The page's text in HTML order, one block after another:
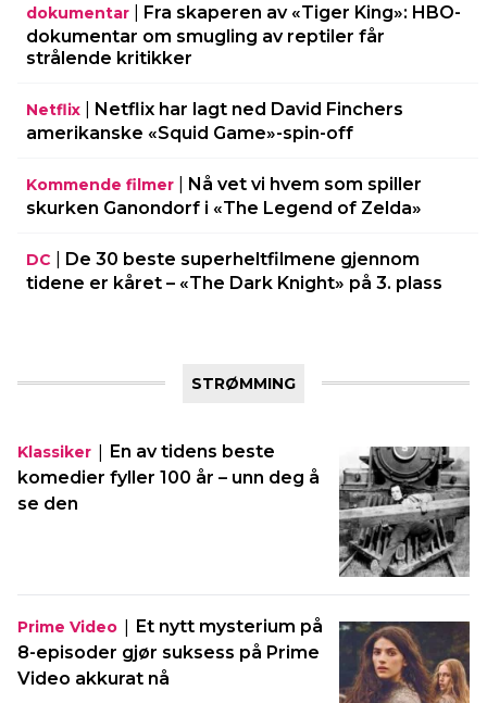
dokumentar
Fra skaperen av «Tiger King»: HBO-
dokumentar om smugling av reptiler får
strålende kritikker
Netflix
Netflix har lagt ned David Finchers
amerikanske «Squid Game»-spin-off
Kommende filmer
Nå vet vi hvem som spiller
skurken Ganondorf i «The Legend of Zelda»
DC
De 30 beste superheltfilmene gjennom
tidene er kåret – «The Dark Knight» på 3. plass
STRØMMING
Klassiker | En av tidens beste
komedier fyller 100 år – unn deg å
se den
Prime Video | Et nytt mysterium på
8-episoder gjør suksess på Prime
Video akkurat nå